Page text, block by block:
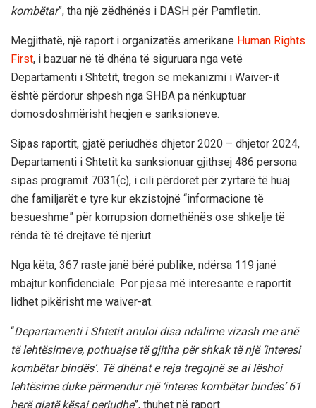
kombëtar”, tha një zëdhënës i DASH për Pamfletin.
Megjithatë, një raport i organizatës amerikane Human Rights
First, i bazuar në të dhëna të siguruara nga vetë
Departamenti i Shtetit, tregon se mekanizmi i Waiver-it
është përdorur shpesh nga SHBA pa nënkuptuar
domosdoshmërisht heqjen e sanksioneve.
Sipas raportit, gjatë periudhës dhjetor 2020 – dhjetor 2024,
Departamenti i Shtetit ka sanksionuar gjithsej 486 persona
sipas programit 7031(c), i cili përdoret për zyrtarë të huaj
dhe familjarët e tyre kur ekzistojnë “informacione të
besueshme” për korrupsion domethënës ose shkelje të
rënda të të drejtave të njeriut.
Nga këta, 367 raste janë bërë publike, ndërsa 119 janë
mbajtur konfidenciale. Por pjesa më interesante e raportit
lidhet pikërisht me waiver-at.
“Departamenti i Shtetit anuloi disa ndalime vizash me anë
të lehtësimeve, pothuajse të gjitha për shkak të një ‘interesi
kombëtar bindës’. Të dhënat e reja tregojnë se ai lëshoi
lehtësime duke përmendur një ‘interes kombëtar bindës’ 61
herë gjatë kësaj periudhe”, thuhet në raport.